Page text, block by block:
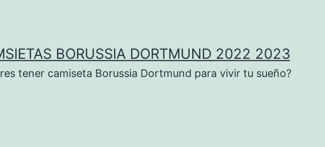
BORUSSIA DORTMUND 2022 2023
tener camiseta Borussia Dortmund para vivir tu sueño?